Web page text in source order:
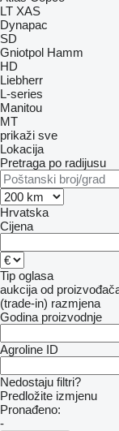
LT XAS
Dynapac
SD
Gniotpol Hamm
HD
Liebherr
L-series
Manitou
MT
prikaži sve
Lokacija
Pretraga po radijusu
Hrvatska
Cijena
Tip oglasa
aukcija od
(trade-in) razmjena
Godina proizvodnje
Agroline ID
Nedostaju filtri?
Predložite izmjenu
Pronađeno:
-